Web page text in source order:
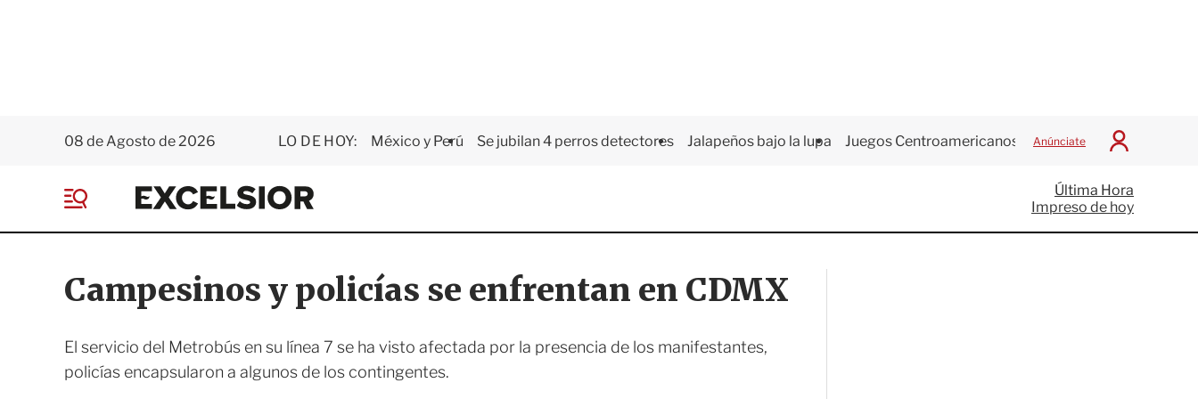
08 de Agosto de 2026 LO DE HOY: México y Perú Se jubilan 4 perros detectores Jalapeños bajo la lupa Juegos Centroamericanos Anúnciate
I
c
i
a
E
x
e
i
o
e
Última Hora
Impreso de hoy
Campesinos y policías se enfrentan en CDMX
El servicio del Metrobús en su línea 7 se ha visto afectada por la presencia de los manifestantes,
policías encapsularon a algunos de los contingentes.